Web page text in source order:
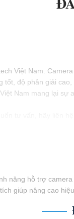
Việt Nam.
độ phân giải
Nam mang lại
năng hỗ trợ
giúp nâng cao